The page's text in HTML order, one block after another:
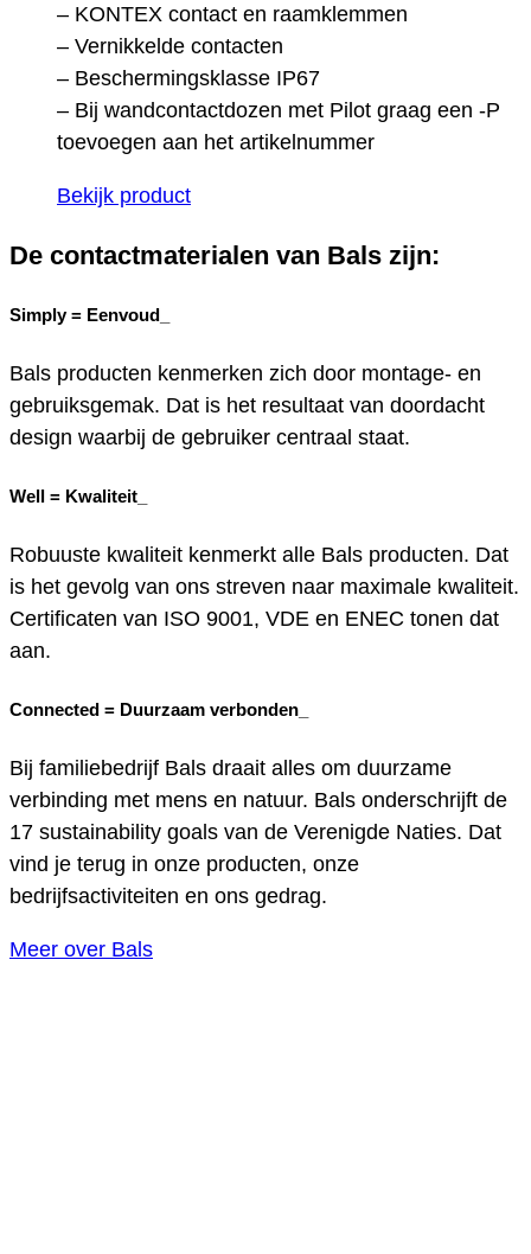
– KONTEX contact en raamklemmen
– Vernikkelde contacten
– Beschermingsklasse IP67
– Bij wandcontactdozen met Pilot graag een -P
toevoegen aan het artikelnummer
Bekijk product
De contactmaterialen van Bals zijn:
Simply = Eenvoud_
Bals producten kenmerken zich door montage- en
gebruiksgemak. Dat is het resultaat van doordacht
design waarbij de gebruiker centraal staat.
Well = Kwaliteit_
Robuuste kwaliteit kenmerkt alle Bals producten. Dat
is het gevolg van ons streven naar maximale kwaliteit.
Certificaten van ISO 9001, VDE en ENEC tonen dat
aan.
Connected = Duurzaam verbonden_
Bij familiebedrijf Bals draait alles om duurzame
verbinding met mens en natuur. Bals onderschrijft de
17 sustainability goals van de Verenigde Naties. Dat
vind je terug in onze producten, onze
bedrijfsactiviteiten en ons gedrag.
Meer over Bals